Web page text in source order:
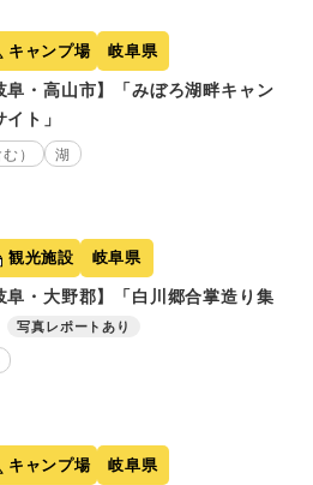
キャンプ場 岐阜県
阜・高山市】「みぼろ湖畔キャン
イト」
）
湖
観光施設 岐阜県
阜・大野郡】「白川郷合掌造り集
写真レポートあり
キャンプ場 岐阜県